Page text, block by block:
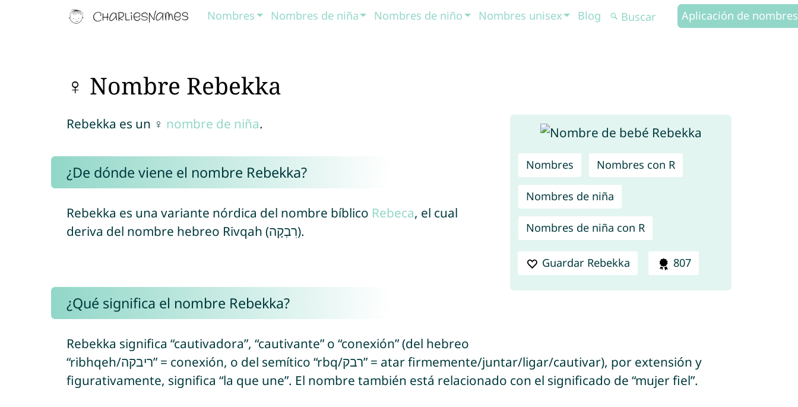
Nombres Nombres de niña Nombres de niño Nombres unisex Blog Aplicación de nombres
♀ Nombre Rebekka
Nombres Nombres con R
Nombres de niña
Nombres de niña con R
Guardar Rebekka 807
Rebekka es un ♀ nombre de niña.
¿De dónde viene el nombre Rebekka?
Rebekka es una variante nórdica del nombre bíblico Rebeca, el cual
deriva del nombre hebreo Rivqah (רִבְקָה).
¿Qué significa el nombre Rebekka?
Rebekka significa “cautivadora”, “cautivante” o “conexión” (del hebreo
“ribhqeh/ריבקה” = conexión, o del semítico “rbq/רבק” = atar firmemente/juntar/ligar/cautivar), por extensión y
figurativamente, significa “la que une”. El nombre también está relacionado con el significado de “mujer fiel”.